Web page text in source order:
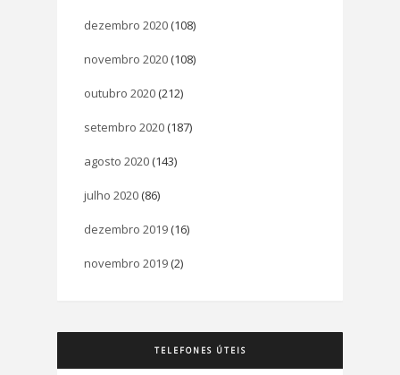
dezembro 2020 (108)
novembro 2020 (108)
outubro 2020 (212)
setembro 2020 (187)
agosto 2020 (143)
julho 2020 (86)
dezembro 2019 (16)
novembro 2019 (2)
TELEFONES ÚTEIS